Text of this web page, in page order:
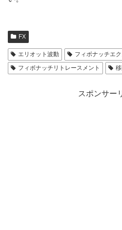
FX
エリオット波動
フィボナッチエ
フィボナッチリトレースメント
スポンサー